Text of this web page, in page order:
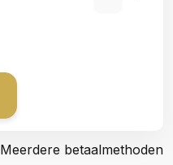
Meerdere betaalmethoden